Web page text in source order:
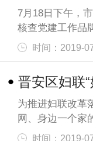
7月18日下午，
核查党建工作品
时间：2019-
晋安区妇联
为推进妇联改革
网、身边一个家
时间：2019-